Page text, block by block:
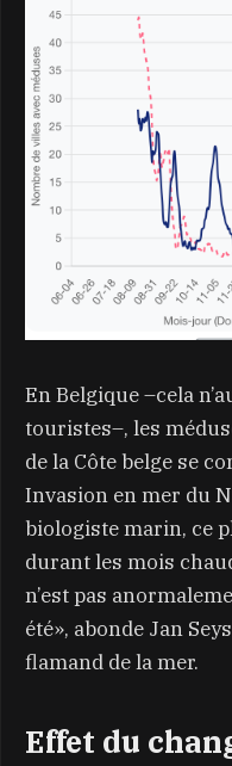
En Belgique –cela
touristes–, les
de la Côte belge se
Invasion en mer du
biologiste marin, ce
durant les mois
n’est pas
été», abonde Jan
flamand de la mer.
Effet du